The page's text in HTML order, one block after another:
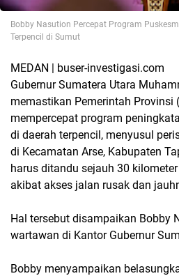
Bobby Nasution Percepat Program
Terpencil di Sumut
MEDAN | buser-investigasi.com
Gubernur Sumatera Utara
memastikan Pemerintah Provinsi
mempercepat program
di daerah terpencil, menyusul
di Kecamatan Arse, Kabupaten
harus ditandu sejauh 30
akibat akses jalan rusak dan
Hal tersebut disampaikan Bobby
wartawan di Kantor Gubernur
Bobby menyampaikan